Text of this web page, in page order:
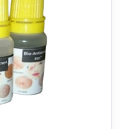
ini juga boleh
Acne Body